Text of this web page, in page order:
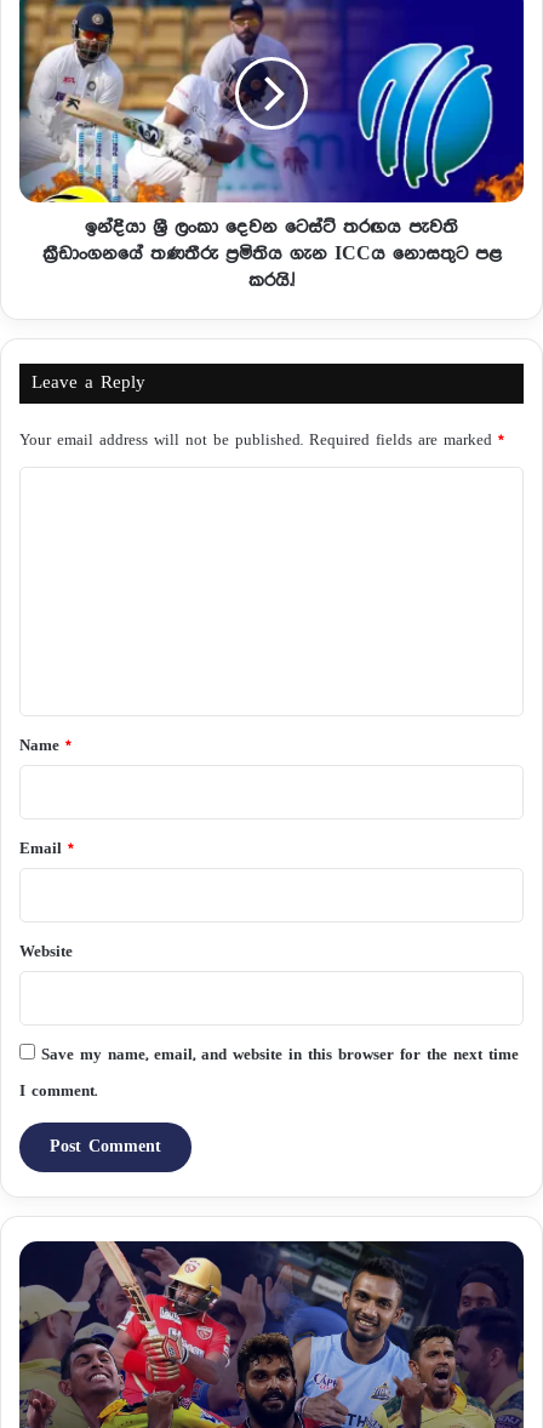
ඉන්දියා ශ්‍රී ලංකා දෙවන ටෙස්ට් තරඟය පැවති
ක්‍රීඩාංගනයේ තණතීරු ප්‍රමිතිය ගැන ICCය නොසතුට පළ
කරයි.!
Leave a Reply
Your email address will not be published. Required fields are marked *
*Name *
Email *
Website
Save my name, email, and website in this browser for the next time
I comment.